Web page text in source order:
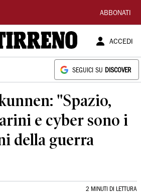
ABBONATI
ACCEDI
SEGUICI SU DISCOVER
"Spazio,
e cyber sono i
della guerra
2 MINUTI DI LETTURA